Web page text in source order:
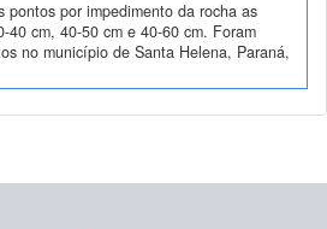
pontos por impedimento da rocha as
40 cm, 40-50 cm e 40-60 cm. Foram
no município de Santa Helena, Paraná,